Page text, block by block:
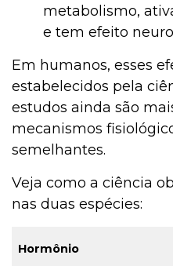
metabolismo,
e tem efeito
Em humanos, esses
estabelecidos pela
estudos ainda são
mecanismos
semelhantes.
Veja como a ciência
nas duas espécies:
Hormônio